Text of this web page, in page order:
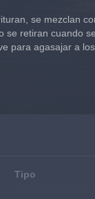
se mezclan
retiran cuando
para agasajar a
Tipo